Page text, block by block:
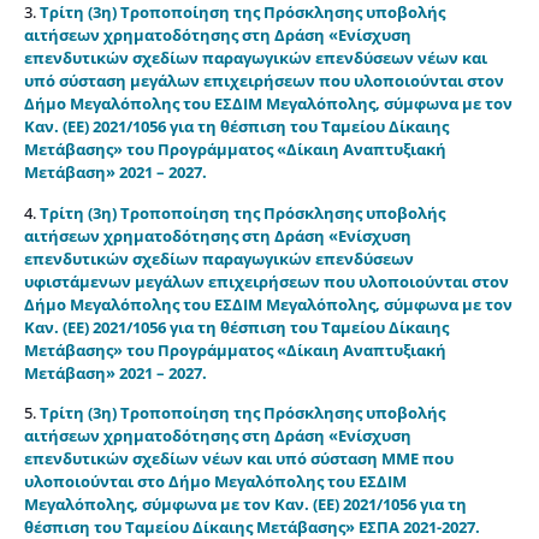
3.Τρίτη (3η) Τροποποίηση της Πρόσκλησης υποβολής
αιτήσεων χρηματοδότησης στη Δράση «Ενίσχυση
επενδυτικών σχεδίων παραγωγικών επενδύσεων νέων και
υπό σύσταση μεγάλων επιχειρήσεων που υλοποιούνται στον
Δήμο Μεγαλόπολης του ΕΣΔΙΜ Μεγαλόπολης, σύμφωνα με τον
Καν. (ΕΕ) 2021/1056 για τη θέσπιση του Ταμείου Δίκαιης
Μετάβασης» του Προγράμματος «Δίκαιη Αναπτυξιακή
Μετάβαση» 2021 – 2027.
4.Τρίτη (3η) Τροποποίηση της Πρόσκλησης υποβολής
αιτήσεων χρηματοδότησης στη Δράση «Ενίσχυση
επενδυτικών σχεδίων παραγωγικών επενδύσεων
υφιστάμενων μεγάλων επιχειρήσεων που υλοποιούνται στον
Δήμο Μεγαλόπολης του ΕΣΔΙΜ Μεγαλόπολης, σύμφωνα με τον
Καν. (ΕΕ) 2021/1056 για τη θέσπιση του Ταμείου Δίκαιης
Μετάβασης» του Προγράμματος «Δίκαιη Αναπτυξιακή
Μετάβαση» 2021 – 2027.
5.Τρίτη (3η) Τροποποίηση της Πρόσκλησης υποβολής
αιτήσεων χρηματοδότησης στη Δράση «Ενίσχυση
επενδυτικών σχεδίων νέων και υπό σύσταση ΜΜΕ που
υλοποιούνται στο Δήμο Μεγαλόπολης του ΕΣΔΙΜ
Μεγαλόπολης, σύμφωνα με τον Καν. (ΕΕ) 2021/1056 για τη
θέσπιση του Ταμείου Δίκαιης Μετάβασης» ΕΣΠΑ 2021-2027.